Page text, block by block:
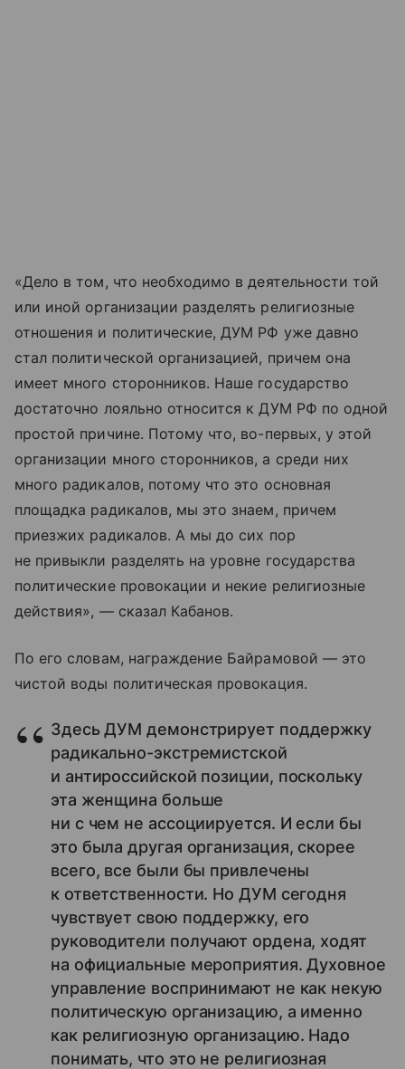
«Дело в том, что необходимо в деятельности той
или иной организации разделять религиозные
отношения и политические, ДУМ РФ уже давно
стал политической организацией, причем она
имеет много сторонников. Наше государство
достаточно лояльно относится к ДУМ РФ по одной
простой причине. Потому что, во-первых, у этой
организации много сторонников, а среди них
много радикалов, потому что это основная
площадка радикалов, мы это знаем, причем
приезжих радикалов. А мы до сих пор
не привыкли разделять на уровне государства
политические провокации и некие религиозные
действия», — сказал Кабанов.
По его словам, награждение Байрамовой — это
чистой воды политическая провокация.
Здесь ДУМ демонстрирует поддержку
радикально-экстремистской
и антироссийской позиции, поскольку
эта женщина больше
ни с чем не ассоциируется. И если бы
это была другая организация, скорее
всего, все были бы привлечены
к ответственности. Но ДУМ сегодня
чувствует свою поддержку, его
руководители получают ордена, ходят
на официальные мероприятия. Духовное
управление воспринимают не как некую
политическую организацию, а именно
как религиозную организацию. Надо
понимать, что это не религиозная